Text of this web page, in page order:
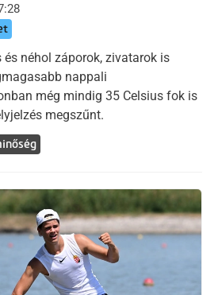
néhol záporok, zivatarok is
nappali
még mindig 35 Celsius fok is
megszűnt.